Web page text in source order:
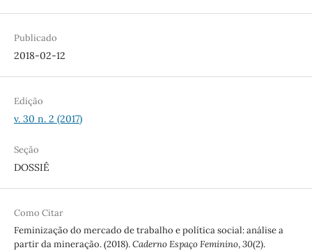
Publicado
2018-02-12
Edição
v. 30 n. 2 (2017)
Seção
DOSSIÊ
Como Citar
Feminização do mercado de trabalho e política social: análise a
partir da mineração. (2018).Caderno Espaço Feminino,30(2).